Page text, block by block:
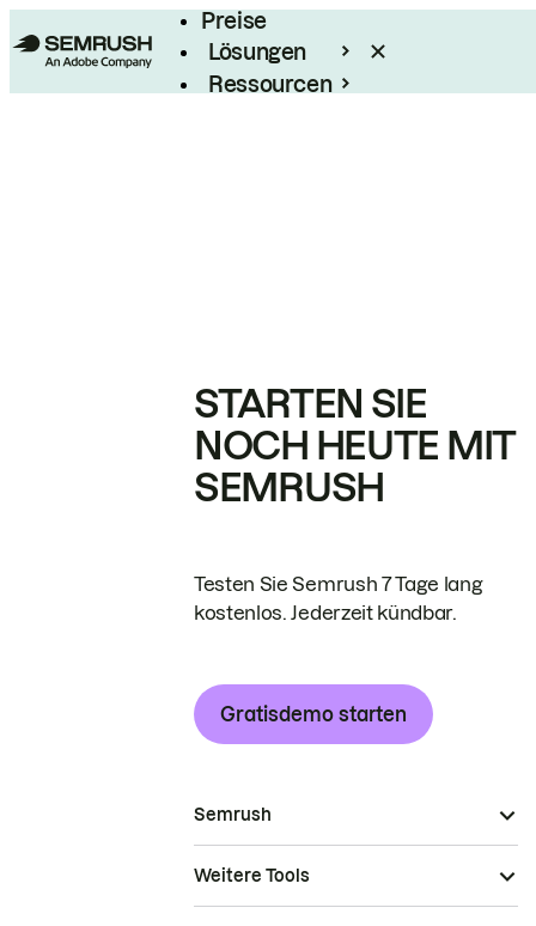
Preise
Lösungen
Ressourcen
STARTEN SIE
NOCH HEUTE MIT
SEMRUSH
Testen Sie Semrush 7 Tage lang
kostenlos. Jederzeit kündbar.
Gratisdemo starten
Semrush
Weitere Tools